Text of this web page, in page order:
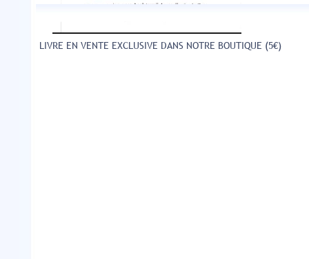
LIVRE EN VENTE EXCLUSIVE DANS NOTRE BOUTIQUE (5€)